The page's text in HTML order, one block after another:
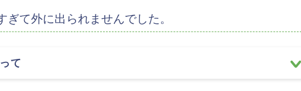
ぎて外に出られませんでした。
て